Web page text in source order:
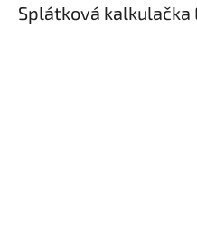
Splátková kalkulačka